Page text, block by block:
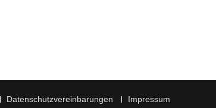
Datenschutzvereinbarungen Impressum